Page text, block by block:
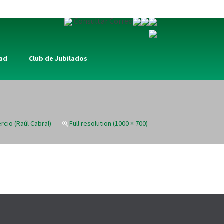
Consultar Correo
Club de Jubilados
(Raúl Cabral) Full resolution (1000 × 700)